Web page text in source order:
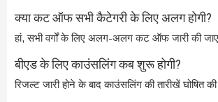
क्या कट ऑफ सभी कैटेगरी के लिए अलग होगी?
हां, सभी वर्गों के लिए अलग-अलग कट ऑफ जारी की
बीएड के लिए काउंसलिंग कब शुरू होगी?
रिजल्ट जारी होने के बाद काउंसलिंग की तारीखें घोषित की